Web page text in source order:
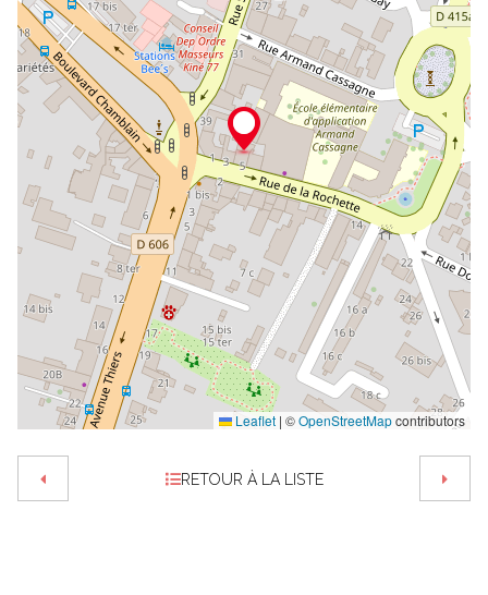
Leaflet | ©OpenStreetMapcontributors
RETOUR À LA LISTE